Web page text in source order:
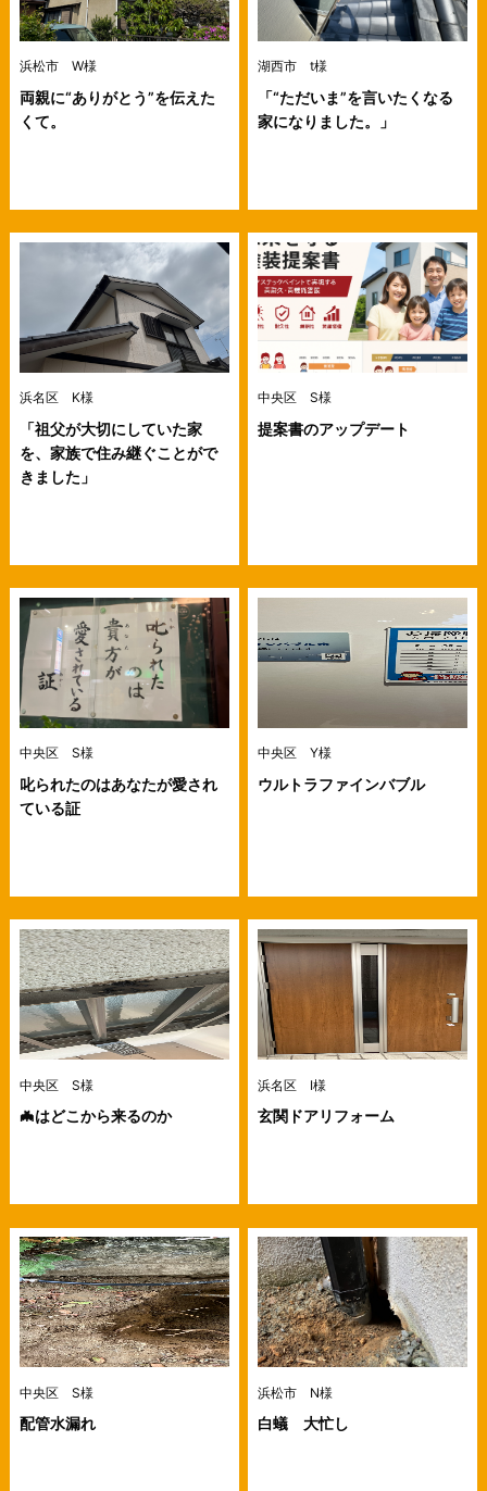
浜松市 W様
両親に“ありがとう”を伝えた
くて。
湖西市 t様
「“ただいま”を言いたくなる
家になりました。」
浜名区 K様
「祖父が大切にしていた家
を、家族で住み継ぐことがで
きました」
中央区 S様
提案書のアップデート
中央区 S様
叱られたのはあなたが愛され
ている証
中央区 Y様
ウルトラファインバブル
中央区 S様
🦇はどこから来るのか
浜名区 I様
玄関ドアリフォーム
中央区 S様
配管水漏れ
浜松市 N様
白蟻 大忙し